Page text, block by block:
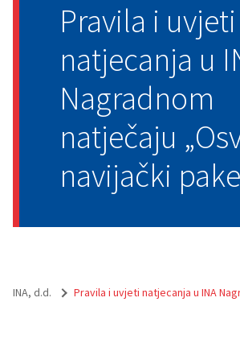
Pravila i uvjeti
natjecanja u
Nagradnom
natječaju
navijački
INA, d.d. Pravila i uvjeti natjecanja u INA